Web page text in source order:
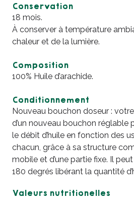
Conservation
18 mois.
À conserver à température
chaleur et de la lumière.
Composition
100% Huile d’arachide.
Conditionnement
Nouveau bouchon doseur :
d’un nouveau bouchon
le débit d’huile en fonction des
chacun, grâce à sa structure
mobile et d’une partie fixe. Il
180 degrés libérant la quantité
Valeurs nutritionelles